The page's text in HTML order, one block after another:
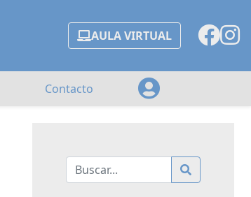
AULA VIRTUAL
Contacto